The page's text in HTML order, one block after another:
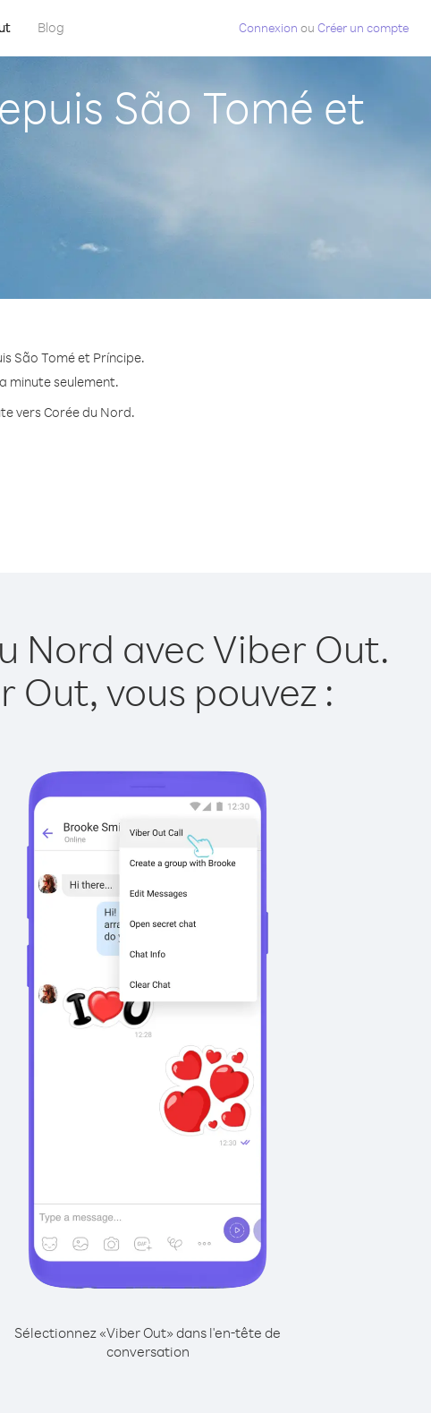
Blog Connexion ou Créer un compte
São Tomé et
São Tomé et Príncipe.
minute seulement.
vers Corée du Nord.
Nord avec Viber Out.
Out, vous pouvez :
Sélectionnez «Viber Out» dans l'en-tête de
conversation